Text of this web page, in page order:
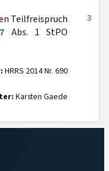
3
Teilfreispruch
Abs. 1 StPO
HRRS 2014 Nr. 690
Karsten Gaede